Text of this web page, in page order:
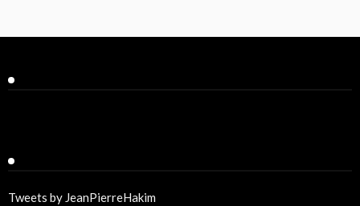
Tweets by JeanPierreHakim